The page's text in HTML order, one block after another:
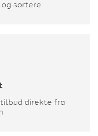
og sortere
direkte fra